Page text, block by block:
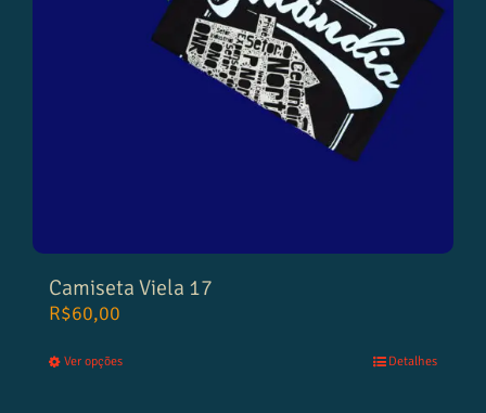
Camiseta Viela 17
R$60,00
Ver opções Detalhes